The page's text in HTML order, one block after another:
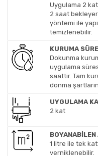
Uygulama 2
2 saat
yöntemi ile
temizlenebilir.
KURUMA
Dokunma
uygulama
saattir. Tam
donma
UYGULAMA
2 kat
BOYANABİLEN
1 litre ile tek
verniklenebilir.